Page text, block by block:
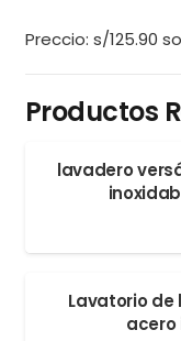
Preccio: s/125.90
Productos
lavadero
Lavatorio de
acero